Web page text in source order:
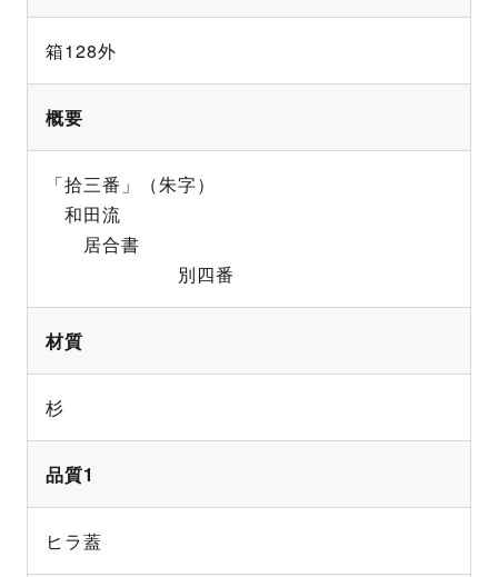
箱128外
概要
「拾三番」（朱字）
和田流
居合書
別四番
材質
杉
品質1
ヒラ蓋